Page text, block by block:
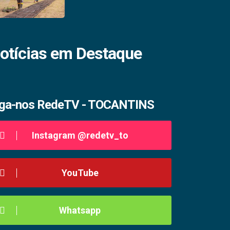
em Destaque
nos RedeTV - TOCANTINS
Instagram @redetv_to
YouTube
Whatsapp